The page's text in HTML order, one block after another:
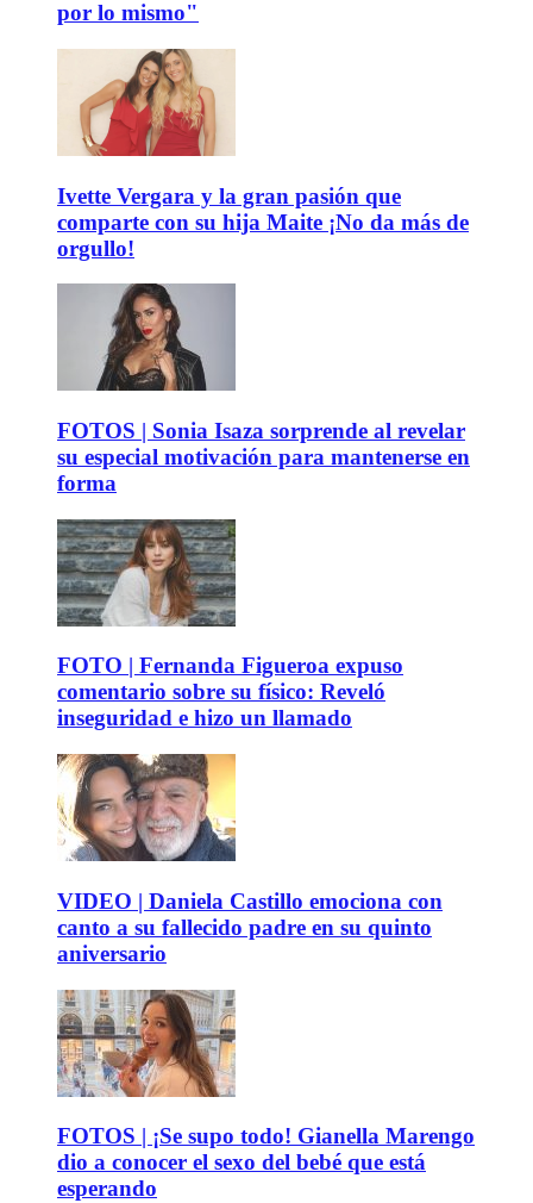
por lo mismo"
Ivette Vergara y la gran pasión que
comparte con su hija Maite ¡No da más de
orgullo!
FOTOS | Sonia Isaza sorprende al revelar
su especial motivación para mantenerse en
forma
FOTO | Fernanda Figueroa expuso
comentario sobre su físico: Reveló
inseguridad e hizo un llamado
VIDEO | Daniela Castillo emociona con
canto a su fallecido padre en su quinto
aniversario
FOTOS | ¡Se supo todo! Gianella Marengo
dio a conocer el sexo del bebé que está
esperando